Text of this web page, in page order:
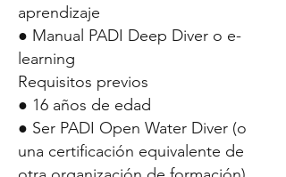
aprendizaje
● Manual PADI Deep Diver o e-
learning
Requisitos previos
● 16 años de edad
● Ser PADI Open Water Diver (o
una certificación equivalente de